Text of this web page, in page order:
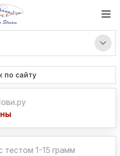
по сайту
тестом 1-15 грамм